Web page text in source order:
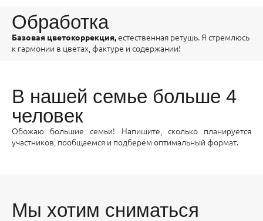
Обработка
Базовая цветокоррекция,естественная ретушь. Я стремлюсь
к гармонии в цветах, фактуре и содержании!
В нашей семье больше 4
человек
Обожаю большие семьи! Напишите, сколько планируется
участников, пообщаемся и подберём оптимальный формат.
Мы хотим сниматься